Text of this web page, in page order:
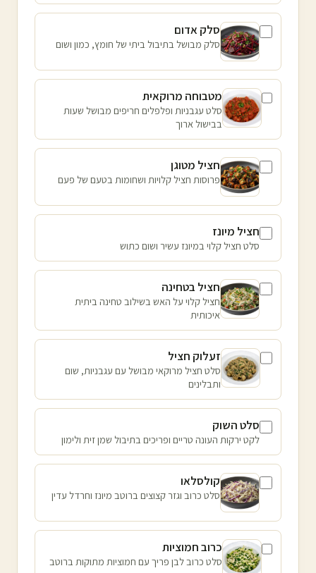
סלק אדום
סלק מבושל בתיבול ביתי של חומץ, כמון ושום
מטבוחה מרוקאית
סלט עגבניות ופלפלים חריפים מבושל שעות
בבישול ארוך
חציל מטוגן
פרוסות חציל קלויות ושחומות בטעם של פעם
חציל מיונז
סלט חציל קלוי במיונז עשיר ושום כתוש
חציל בטחינה
חציל קלוי על האש בשילוב טחינה ביתית
איכותית
זעלוק חציל
סלט חציל מרוקאי מבושל עם עגבניות, שום
ותבלינים
סלט השוק
לקט ירקות העונה טריים ופריכים בתיבול שמן זית ולימון
קולסלאו
סלט כרוב וגזר קצוצים ברוטב מיונז וחרדל עדין
כרוב חמוציות
סלט כרוב לבן פריך עם חמוציות מתוקות ברוטב